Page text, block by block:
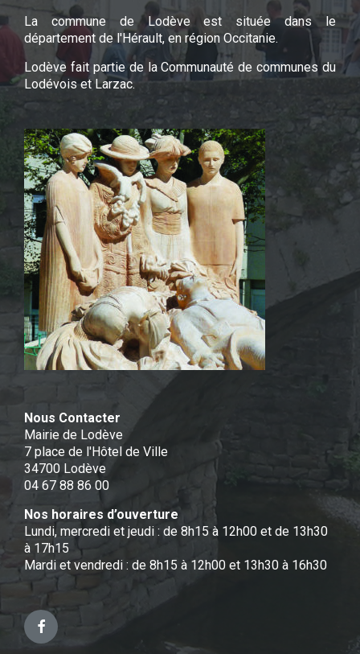
La commune de Lodève est située dans le
département de l'Hérault, en région Occitanie.
Lodève fait partie de la Communauté de communes du
Lodévois et Larzac.
Nous Contacter
Mairie de Lodève
7 place de l'Hôtel de Ville
34700 Lodève
04 67 88 86 00
Nos horaires d’ouverture
Lundi, mercredi et jeudi : de 8h15 à 12h00 et de 13h30
à 17h15
Mardi et vendredi : de 8h15 à 12h00 et 13h30 à 16h30
Facebook